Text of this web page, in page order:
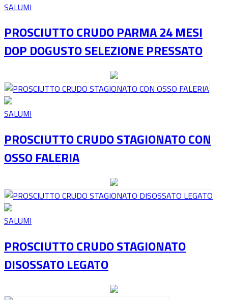
SALUMI
PROSCIUTTO CRUDO PARMA 24 MESI
DOP DOGUSTO SELEZIONE PRESSATO
SALUMI
PROSCIUTTO CRUDO STAGIONATO CON
OSSO FALERIA
SALUMI
PROSCIUTTO CRUDO STAGIONATO
DISOSSATO LEGATO